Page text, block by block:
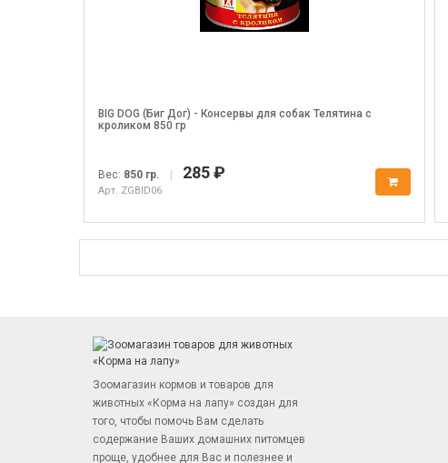
BIG DOG (Биг Дог) - Консервы для собак Телятина с
кроликом 850 гр
Вес: 850 гр. 285 ₽
Арт. ZGBID06
Зоомагазин кормов и товаров для
животных «Корма на лапу» создан для
того, чтобы помочь Вам сделать
содержание Ваших домашних питомцев
проще, удобнее для Вас и полезнее и